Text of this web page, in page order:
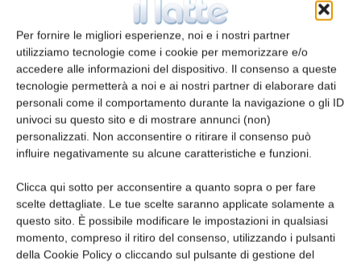
Per fornire le migliori esperienze, noi e i nostri partner
utilizziamo tecnologie come i cookie per memorizzare e/o
accedere alle informazioni del dispositivo. Il consenso a queste
tecnologie permetterà a noi e ai nostri partner di elaborare dati
personali come il comportamento durante la navigazione o gli ID
univoci su questo sito e di mostrare annunci (non)
personalizzati. Non acconsentire o ritirare il consenso può
influire negativamente su alcune caratteristiche e funzioni.
Clicca qui sotto per acconsentire a quanto sopra o per fare
scelte dettagliate. Le tue scelte saranno applicate solamente a
questo sito. È possibile modificare le impostazioni in qualsiasi
momento, compreso il ritiro del consenso, utilizzando i pulsanti
della Cookie Policy o cliccando sul pulsante di gestione del
Oggetto
Messaggio